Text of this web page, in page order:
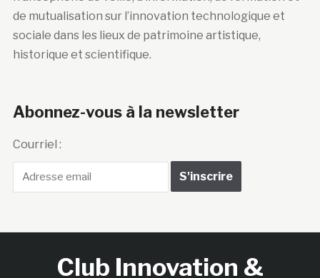
de mutualisation sur l’innovation technologique et
sociale dans les lieux de patrimoine artistique,
historique et scientifique.
Abonnez-vous à la newsletter
Courriel :
Club Innovation &